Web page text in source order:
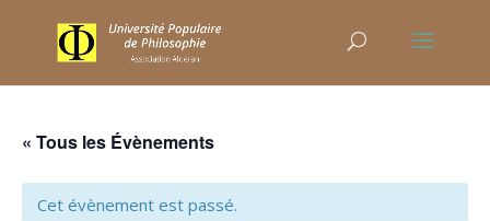
« Tous les Évènements
Cet évènement est passé.